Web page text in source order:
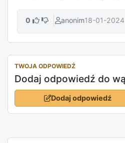
0 anonim18-01-2024
TWOJA ODPOWIEDŹ
Dodaj odpowiedź do
Dodaj odpowiedź